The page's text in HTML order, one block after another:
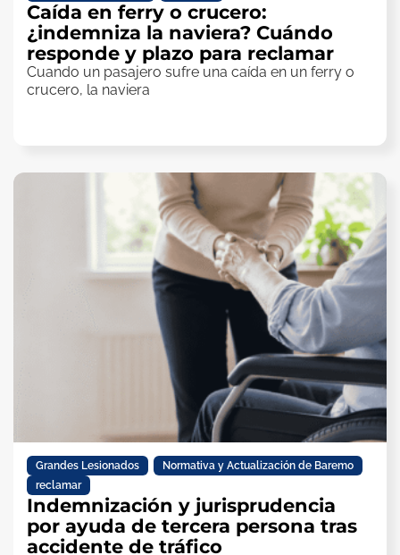
Caída en ferry o crucero:
¿indemniza la naviera? Cuándo
responde y plazo para reclamar
Cuando un pasajero sufre una caída en un ferry o
crucero, la naviera
Grandes Lesionados Normativa y Actualización de Baremo
reclamar
Indemnización y jurisprudencia
por ayuda de tercera persona tras
accidente de tráfico